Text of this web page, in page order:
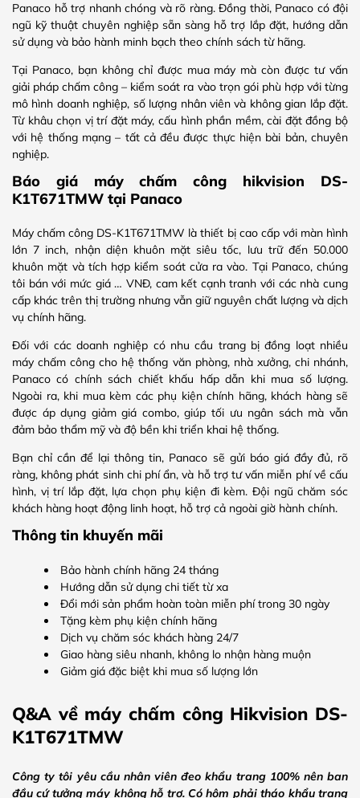
Panaco hỗ trợ nhanh chóng và rõ ràng. Đồng thời, Panaco có đội
ngũ kỹ thuật chuyên nghiệp sẵn sàng hỗ trợ lắp đặt, hướng dẫn
sử dụng và bảo hành minh bạch theo chính sách từ hãng.
Tại Panaco, bạn không chỉ được mua máy mà còn được tư vấn
giải pháp chấm công – kiểm soát ra vào trọn gói phù hợp với từng
mô hình doanh nghiệp, số lượng nhân viên và không gian lắp đặt.
Từ khâu chọn vị trí đặt máy, cấu hình phần mềm, cài đặt đồng bộ
với hệ thống mạng – tất cả đều được thực hiện bài bản, chuyên
nghiệp.
Báo giá máy chấm công hikvision DS-
K1T671TMW tại Panaco
Máy chấm công DS-K1T671TMW là thiết bị cao cấp với màn hình
lớn 7 inch, nhận diện khuôn mặt siêu tốc, lưu trữ đến 50.000
khuôn mặt và tích hợp kiểm soát cửa ra vào. Tại Panaco, chúng
tôi bán với mức giá … VNĐ, cam kết cạnh tranh với các nhà cung
cấp khác trên thị trường nhưng vẫn giữ nguyên chất lượng và dịch
vụ chính hãng.
Đối với các doanh nghiệp có nhu cầu trang bị đồng loạt nhiều
máy chấm công cho hệ thống văn phòng, nhà xưởng, chi nhánh,
Panaco có chính sách chiết khấu hấp dẫn khi mua số lượng.
Ngoài ra, khi mua kèm các phụ kiện chính hãng, khách hàng sẽ
được áp dụng giảm giá combo, giúp tối ưu ngân sách mà vẫn
đảm bảo thẩm mỹ và độ bền khi triển khai hệ thống.
Bạn chỉ cần để lại thông tin, Panaco sẽ gửi báo giá đầy đủ, rõ
ràng, không phát sinh chi phí ẩn, và hỗ trợ tư vấn miễn phí về cấu
hình, vị trí lắp đặt, lựa chọn phụ kiện đi kèm. Đội ngũ chăm sóc
khách hàng hoạt động linh hoạt, hỗ trợ cả ngoài giờ hành chính.
Thông tin khuyến mãi
Bảo hành chính hãng 24 tháng
Hướng dẫn sử dụng chi tiết từ xa
Đổi mới sản phẩm hoàn toàn miễn phí trong 30 ngày
Tặng kèm phụ kiện chính hãng
Dịch vụ chăm sóc khách hàng 24/7
Giao hàng siêu nhanh, không lo nhận hàng muộn
Giảm giá đặc biệt khi mua số lượng lớn
Q&A về máy chấm công Hikvision DS-
K1T671TMW
Công ty tôi yêu cầu nhân viên đeo khẩu trang 100% nên ban
đầu cứ tưởng máy không hỗ trợ. Có hôm phải tháo khẩu trang